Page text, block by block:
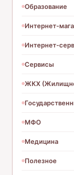
Образование
Интернет-
Интернет-
Сервисы
ЖКХ
МФО
Медицина
Полезное